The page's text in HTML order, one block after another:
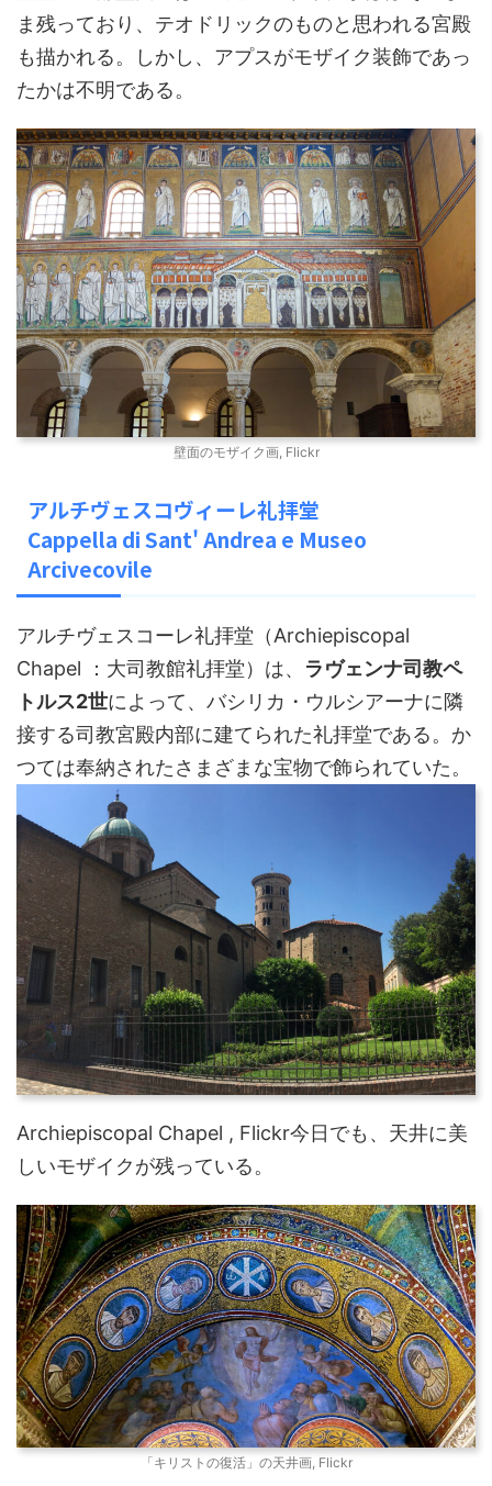
ま残っており、テオドリックのものと思われる宮殿
も描かれる。しかし、アプスがモザイク装飾であっ
たかは不明である。
壁面のモザイク画, Flickr
アルチヴェスコヴィーレ礼拝堂
Cappella di Sant' Andrea e Museo
Arcivecovile
アルチヴェスコーレ礼拝堂（Archiepiscopal
Chapel ：大司教館礼拝堂）は、 ラヴェンナ司教ペ
トルス2世によって、バシリカ・ウルシアーナに隣
接する司教宮殿内部に建てられた礼拝堂である。か
つては奉納されたさまざまな宝物で飾られていた。
Archiepiscopal Chapel , Flickr今日でも、天井に美
しいモザイクが残っている。
「キリストの復活」の天井画, Flickr